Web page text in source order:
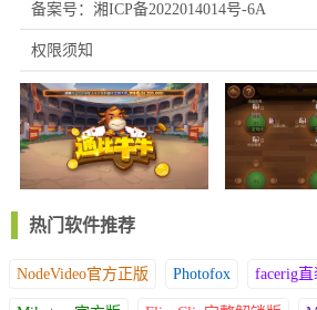
也能轻松上手。
4、实时数据更新速度快，随时掌握市场动
全，采用严格数据加密和保护措施，确保
旺牛棋牌游戏体验
1、玩法简单刺激、娱乐性强的游戏，深受
式规则既简单又易于记忆，让新手也能快
让人欲罢不能，任何玩法都能让你体验到
2、解锁多元化玩法与创新模式，体验零距
情。
备案号：湘ICP备2022014014号-6A
权限须知
热门软件推荐
NodeVideo官方正版 Photofox facerig